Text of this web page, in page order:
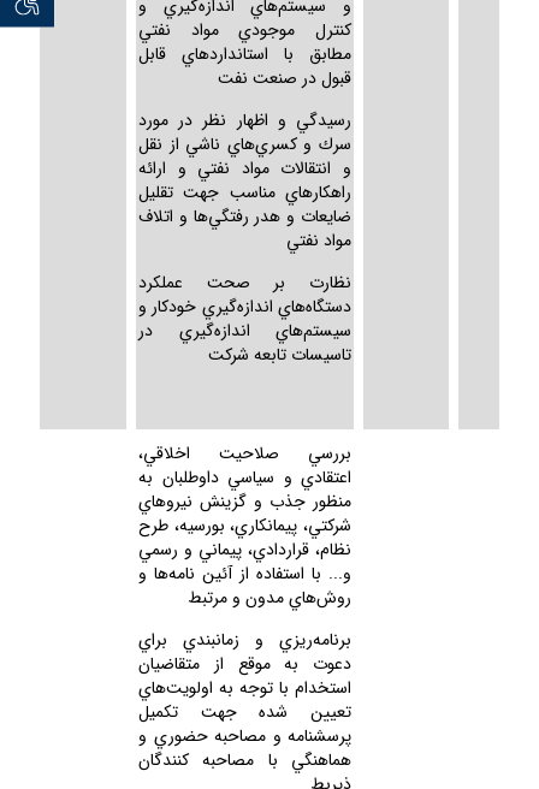
و سيستم‌هاي اندازه‌گيري و
كنترل موجودي مواد نفتي
مطابق با استانداردهاي قابل
قبول در صنعت نفت
رسيدگي و اظهار نظر در مورد
سرك و كسري‌هاي ناشي از نقل
و انتقالات مواد نفتي و ارائه
راهكارهاي مناسب جهت تقليل
ضايعات و هدر رفتگي‌ها و اتلاف
مواد نفتي
نظارت بر صحت عملكرد
دستگاه‌هاي اندازه‌گيري خودكار و
سيستم‌هاي اندازه‌گيري در
تاسيسات تابعه شركت
بررسي صلاحيت اخلاقي،
اعتقادي و سياسي داوطلبان به
منظور جذب و گزينش نيروهاي
شركتي، پيمانكاري، بورسيه، طرح
نظام، قراردادي، پيماني و رسمي
و... با استفاده از آئين نامه‌ها و
روش‌هاي مدون و مرتبط
برنامه‌ريزي و زمانبندي براي
دعوت به موقع از متقاضيان
استخدام با توجه به اولويت‌هاي
تعيين شده جهت تكميل
پرسشنامه و مصاحبه حضوري و
هماهنگي با مصاحبه كنندگان